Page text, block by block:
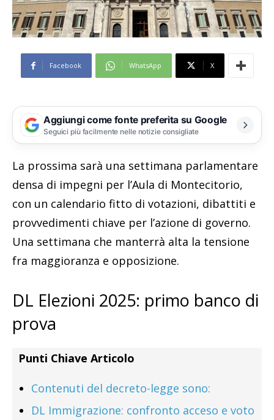
Facebook WhatsApp X
Aggiungi come fonte preferita su Google
Seguici più facilmente nelle notizie consigliate
La prossima sarà una settimana parlamentare
densa di impegni per l’Aula di Montecitorio,
con un calendario fitto di votazioni, dibattiti e
provvedimenti chiave per l’azione di governo.
Una settimana che manterrà alta la tensione
fra maggioranza e opposizione.
DL Elezioni 2025: primo banco di
prova
Punti Chiave Articolo
Contenuti del decreto-legge sono:
DL Immigrazione: confronto acceso e voto